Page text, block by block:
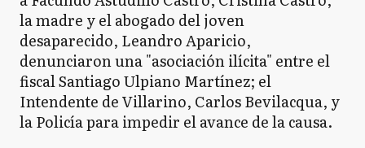
la madre y el abogado del joven
desaparecido, Leandro Aparicio,
denunciaron una "asociación ilícita" entre el
fiscal Santiago Ulpiano Martínez; el
Intendente de Villarino, Carlos Bevilacqua, y
la Policía para impedir el avance de la causa.